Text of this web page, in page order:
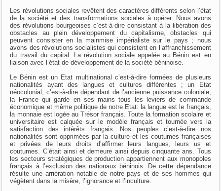
Les révolutions sociales revêtent des caractères différents selon l’état
de la société et des transformations sociales à opérer. Nous avons
des révolutions bourgeoises c’est-à-dire consistant à la libération des
obstacles au plein développement du capitalisme, obstacles qui
peuvent consister en la mainmise impérialiste sur le pays ; nous
avons des révolutions socialistes qui consistent en l’affranchissement
du travail du capital. La révolution sociale appelée au Bénin est en
liaison avec l’état de développement de la société béninoise.
Le Bénin est un Etat multinational c’est-à-dire formées de plusieurs
nationalités ayant des langues et cultures différentes ; un Etat
néocolonial, c’est-à-dire dépendant de l’ancienne puissance coloniale,
la France qui garde en ses mains tous les leviers de commande
économique et même politique de notre Etat: la langue est le français,
la monnaie est logée au Trésor français. Toute la formation scolaire et
universitaire est calquée sur le modèle français et tournée vers la
satisfaction des intérêts français. Nos peuples c’est-à-dire nos
nationalités sont opprimées par la culture et les coutumes françaises
et privées de leurs droits d’affirmer leurs langues, leurs us et
coutumes. C’était ainsi et demeure ainsi depuis cinquante ans. Tous
les secteurs stratégiques de production appartiennent aux monopoles
français à l’exclusion des nationaux béninois. De cette dépendance
résulte une arriération notable de notre pays et de ses hommes qui
végètent dans la misère, l’ignorance et l’inculture.